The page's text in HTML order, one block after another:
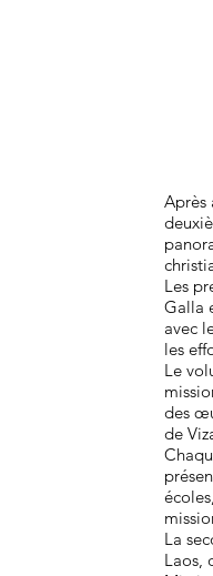
Après
Les
Galla
avec
les
Le
des
de
La
Laos,